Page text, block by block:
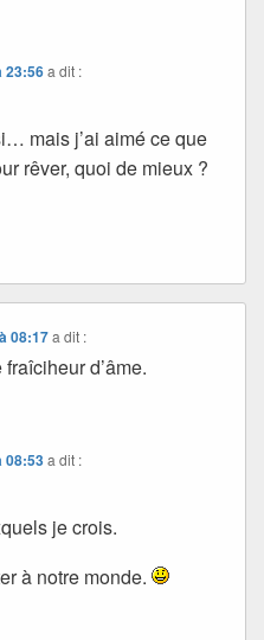
23:56a dit :
mais j’ai aimé ce que
rêver, quoi de mieux ?
08:17 a dit :
d’âme.
08:53a dit :
je crois.
à notre monde.